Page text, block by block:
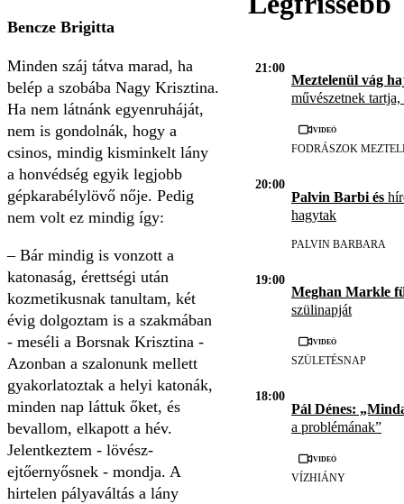
Bencze Brigitta
Minden száj tátva marad, ha
belép a szobába Nagy Krisztina.
Ha nem látnánk egyenruháját,
nem is gondolnák, hogy a
csinos, mindig kisminkelt lány
a honvédség egyik legjobb
gépkarabélylövő nője. Pedig
nem volt ez mindig így:
– Bár mindig is vonzott a
katonaság, érettségi után
kozmetikusnak tanultam, két
évig dolgoztam is a szakmában
- meséli a Borsnak Krisztina -
Azonban a szalonunk mellett
gyakorlatoztak a helyi katonák,
minden nap láttuk őket, és
bevallom, elkapott a hév.
Jelentkeztem - lövész-
ejtőernyősnek - mondja. A
hirtelen pályaváltás a lány
21:00
Meztelenül vág
művészetnek
Videó
FODRÁSZOK
20:00
Palvin Barbi és
hagytak
PALVIN BARBARA
19:00
Meghan Markle
szülinapját
Videó
SZÜLETÉSNAP
18:00
Pál Dénes:
a problémának”
Videó
VÍZHIÁNY